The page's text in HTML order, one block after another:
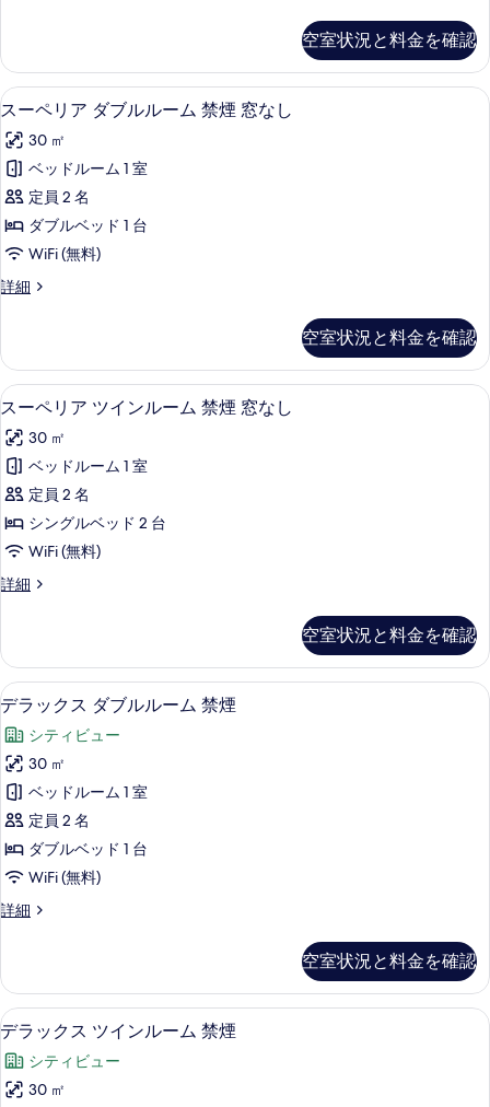
す
べ
て
の
写
真
を
表
示
る
Window
Breakfast
の
詳
細
空室状況と料金を確認
ス
ー
ペ
リ
ア
ダ
ル
ー
ム
禁
煙
窓
な
し
の
す
の
写
真
を
表
示
す
る
羽毛の掛け布団、セーフティボック
7
スーペリア ダブルルーム 禁煙 窓なし
30 ㎡
ベッドルーム 1 室
定員 2 名
ダブルベッド 1 台
WiFi (無料)
詳細
ス
ア
ダ
ブ
ル
ー
ム
禁
煙
窓
な
し
空室状況と料金を確認
ス
ー
ペ
リ
ア
ツ
ン
ー
ム
禁
煙
窓
な
し
の
す
べ
写
真
を
表
羽毛の掛け布団、セーフティボック
6
スーペリア ツインルーム 禁煙 窓なし
30 ㎡
ベッドルーム 1 室
定員 2 名
シングルベッド 2 台
WiFi (無料)
詳細
ス
ア
ツ
イ
ル
ー
ム
禁
煙
窓
な
し
の
詳
空室状況と料金を確認
デ
ラ
ッ
ク
ス
ダ
ブ
ル
ム
禁
煙
の
す
9
デラックス ダブルルーム 禁煙
シティビュー
30 ㎡
ベッドルーム 1 室
定員 2 名
ダブルベッド 1 台
WiFi (無料)
詳細
デ
ス
ダ
ブ
ル
ー
空室状況と料金を確認
デ
ラ
ッ
11
デラックス ツインルーム 禁煙
シティビュー
30 ㎡